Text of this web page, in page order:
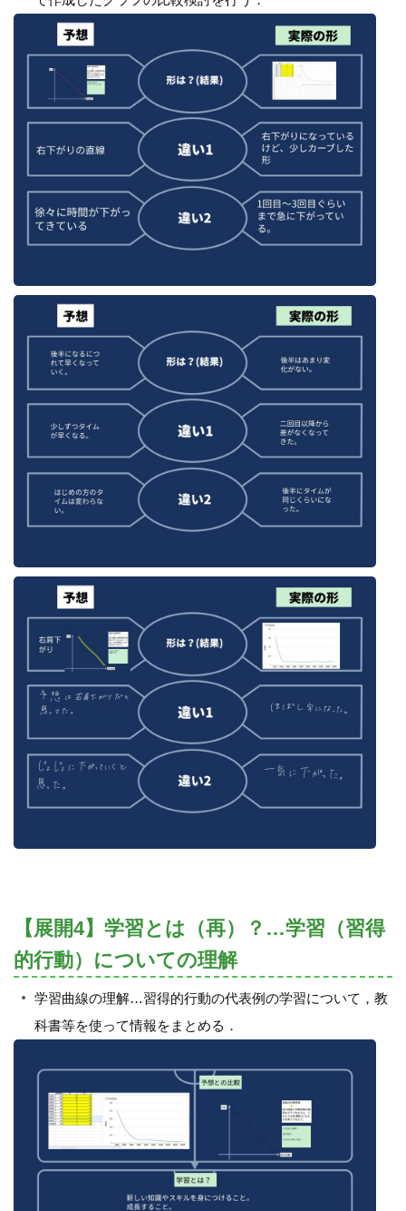
【展開4】学習とは（再）？…学習（習得
的行動）についての理解
学習曲線の理解…習得的行動の代表例の学習について，教
科書等を使って情報をまとめる．